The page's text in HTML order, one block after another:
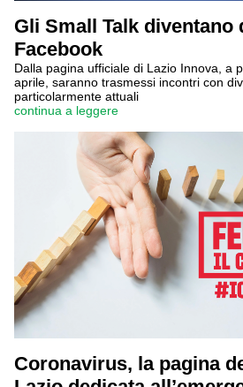
Gli Small Talk diventano
Facebook
Dalla pagina ufficiale di Lazio Innova, a
aprile, saranno trasmessi incontri con
particolarmente attuali
continua a leggere
Coronavirus, la pagina